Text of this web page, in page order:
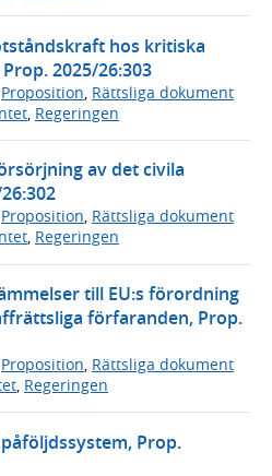
hos kritiska
2025/26:303
Proposition Rättsliga dokument
Regeringen
av det civila
Proposition, Rättsliga dokument
, Regeringen
till EU:s förordning
förfaranden, Prop.
Proposition, Rättsliga dokument
, Regeringen
Prop.